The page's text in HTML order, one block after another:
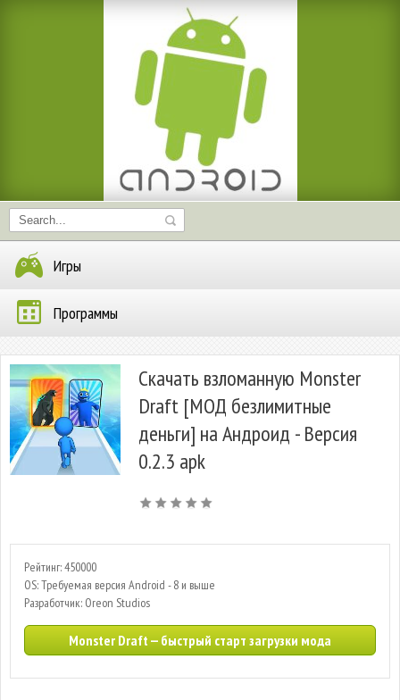
Игры
Программы
Скачать взломанную Monster
Draft [МОД безлимитные
деньги] на Андроид - Версия
0.2.3 apk
Рейтинг: 450000
OS: Требуемая версия Android - 8 и выше
Разработчик: Oreon Studios
Monster Draft — быстрый старт загрузки мода